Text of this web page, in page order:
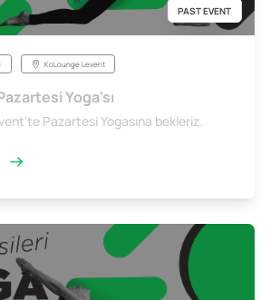
PAST EVENT
KoLounge Levent
Yoga'sı
Pazartesi Yogasına bekleriz.